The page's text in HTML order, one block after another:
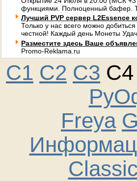
функциями. Полноценный бафер.
Лучший PVP сервер L2Essence
Только у нас всего можно
честной! Каждый день Монеты
Разместите здесь Ваше
Promo-Reklama.ru
C1 C2 C3 C4
Freya
Classic